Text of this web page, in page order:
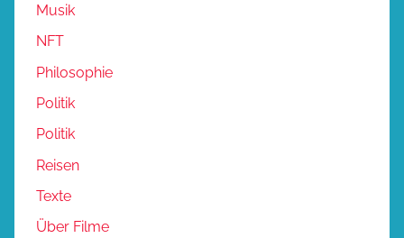
Musik
NFT
Philosophie
Politik
Politik
Reisen
Texte
Über Filme